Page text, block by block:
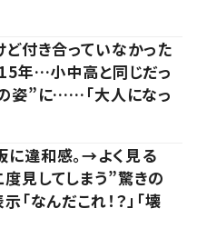
ど付き合っていなかった
年…小中高と同じだっ
姿”に……「大人になっ
違和感。→よく見る
見してしまう”驚きの
なんだこれ！？」「壊